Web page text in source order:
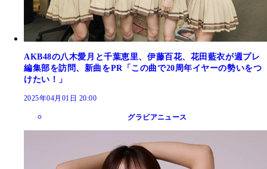
AKB48の八木愛月と千葉恵里、伊藤百花、花田藍衣が週プレ
編集部を訪問、新曲をPR「この曲で20周年イヤーの勢いをつ
けたい！」
2025年04月01日 20:00
グラビアニュース